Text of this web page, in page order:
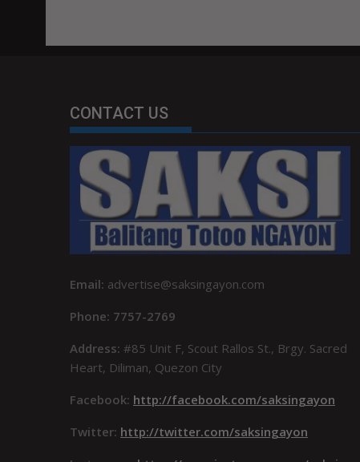
CONTACT US
Email: advertise@saksingayon.com
Phone: 7757-2769
Address: #85 Unit F, Scout Rallos St., Brgy. Sacred
Heart, Diliman, Quezon City
Facebook: http://facebook.com/saksingayon
Twitter: http://twitter.com/saksingayon